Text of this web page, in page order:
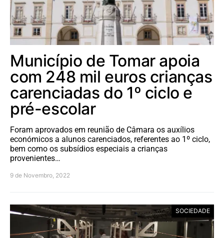
Município de Tomar apoia
com 248 mil euros crianças
carenciadas do 1º ciclo e
pré-escolar
Foram aprovados em reunião de Câmara os auxílios
económicos a alunos carenciados, referentes ao 1º ciclo,
bem como os subsídios especiais a crianças
provenientes…
9 de Novembro, 2022
SOCIEDADE